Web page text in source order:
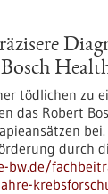
tödlichen zu
das Robert
durch